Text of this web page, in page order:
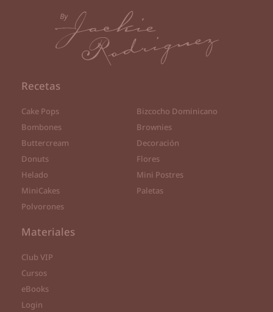
Recetas
Cake Pops
Bizcocho Dominicano
Bombones
Brownies
Buttercream
Decoración
Donuts
Flores
Helado
Mini Postres
MiniCakes
Paletas
Polvorones
Materiales
Club VIP
Cursos
eBooks
Login